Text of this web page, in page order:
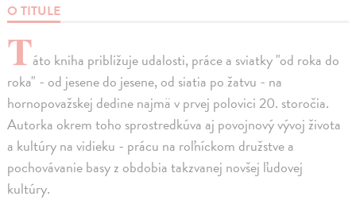
O TITULE
Táto kniha približuje udalosti, práce a sviatky "od roka do
roka" - od jesene do jesene, od siatia po žatvu - na
hornopovažskej dedine najmä v prvej polovici 20. storočia.
Autorka okrem toho sprostredkúva aj povojnový vývoj života
a kultúry na vidieku - prácu na roľníckom družstve a
pochovávanie basy z obdobia takzvanej novšej ľudovej
kultúry.